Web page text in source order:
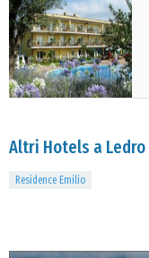
Altri Hotels a Ledro
Residence Emilio